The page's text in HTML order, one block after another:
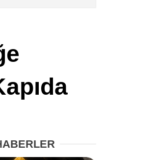
Solana Haberleri
Stablecoin Haberleri